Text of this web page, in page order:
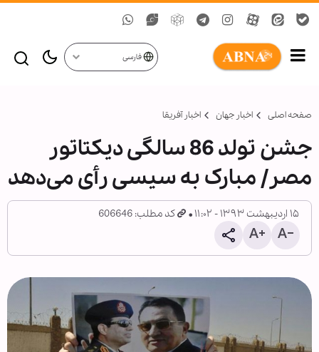
فارسی
صفحه اصلی اخبار جهان اخبار آفریقا
جشن تولد 86 سالگی دیکتاتور
مصر/ مبارک به سیسی رأی می‌دهد
۱۵ اردیبهشت ۱۳۹۳ - ۱۱:۰۲ کد مطلب: 606646